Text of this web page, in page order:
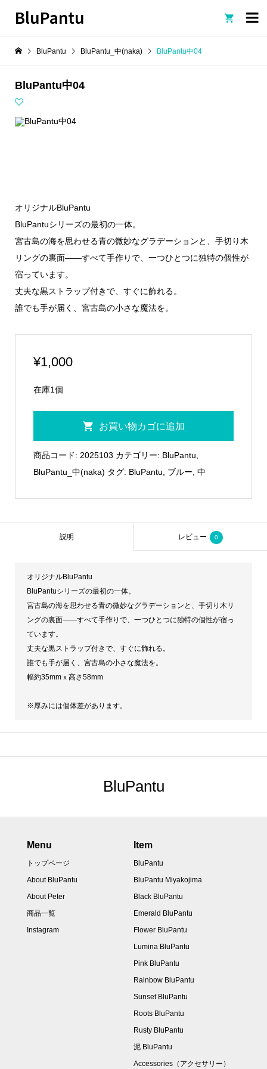
BluPantu 
BluPantu BluPantu_中(naka) BluPantu中04
BluPantu中04
オリジナルBluPantu
BluPantuシリーズの最初の一体。
宮古島の海を思わせる青の微妙なグラデーションと、手切り木
リングの裏面——すべて手作りで、一つひとつに独特の個性が
宿っています。
丈夫な黒ストラップ付きで、すぐに飾れる。
誰でも手が届く、宮古島の小さな魔法を。
¥1,000
在庫1個
04
個
お買い物カゴに追加
商品コード: 2025103 カテゴリー: BluPantu,
BluPantu_中(naka) タグ: BluPantu, ブルー, 中
説明 レビュー 0
オリジナルBluPantu
BluPantuシリーズの最初の一体。
宮古島の海を思わせる青の微妙なグラデーションと、手切り木リ
ングの裏面——すべて手作りで、一つひとつに独特の個性が宿っ
ています。
丈夫な黒ストラップ付きで、すぐに飾れる。
誰でも手が届く、宮古島の小さな魔法を。
幅約35mmｘ高さ58mm
※厚みには個体差があります。
BluPantu
Menu
トップページ
About BluPantu
About Peter
商品一覧
Instagram
Item
BluPantu
BluPantu Miyakojima
Black BluPantu
Emerald BluPantu
Flower BluPantu
Lumina BluPantu
Pink BluPantu
Rainbow BluPantu
Sunset BluPantu
Roots BluPantu
Rusty BluPantu
泥 BluPantu
Accessories（アクセサリー）